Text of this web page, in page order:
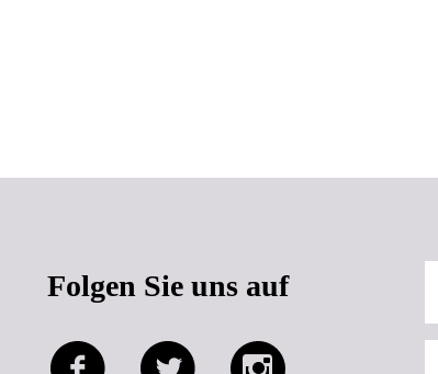
Folgen Sie uns auf